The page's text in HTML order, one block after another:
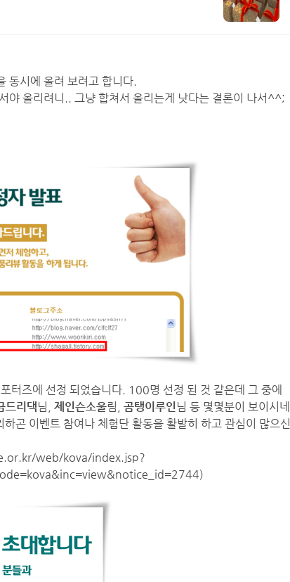
동시에 올려 보려고 합니다.
야 올리려니.. 그냥 합쳐서 올리는게 낫다는 결론이 나서^^;
터즈에 선정 되었습니다. 100명 선정 된 것 같은데 그 중에
드리댁님, 제인슨소울림, 곰탱이루인 님 등 몇몇분이 보이시네
곤 이벤트 참여나 체험단 활동을 활발히 하고 관심이 많으신
web/kova/index.jsp?
)